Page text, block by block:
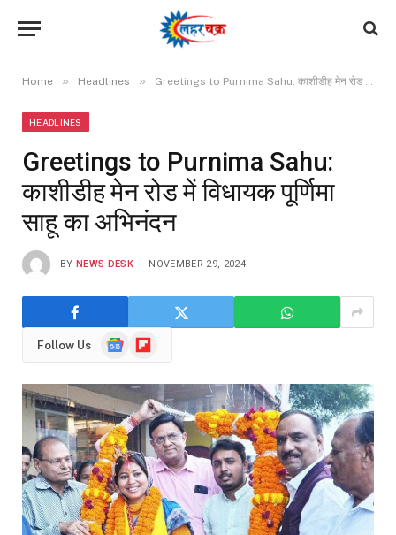
Home » Headlines » Greetings to Purnima Sahu: काशीडीह मेन रोड में विधायक पूर्णिमा साहू का अभिनंदन
HEADLINES
Greetings to Purnima Sahu:
काशीडीह मेन रोड में विधायक पूर्णिमा
साहू का अभिनंदन
BY NEWS DESK NOVEMBER 29, 2024
Follow Us
GoogleFlipboard